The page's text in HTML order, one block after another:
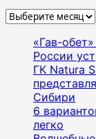
Архивы
«Гав-
России
ГК Natura
Сибири
6
легко